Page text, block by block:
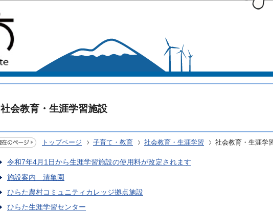
社会教育・生涯学習施設
トップページ 子育て・教育 社会教育・生涯学習 社会教育・生涯学
令和7年4月1日から生涯学習施設の使用料が改定されます
施設案内 清亀園
ひらた農村コミュニティカレッジ拠点施設
ひらた生涯学習センター